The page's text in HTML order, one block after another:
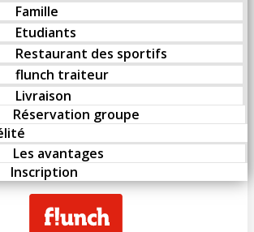
Famille
Etudiants
Restaurant des sportifs
flunch traiteur
Livraison
Réservation groupe
Les avantages
Inscription